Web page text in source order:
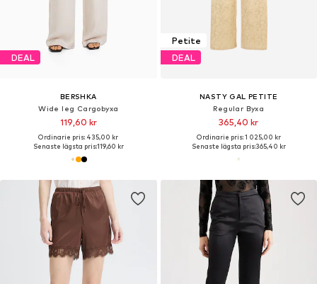
DEAL
BERSHKA
Wide leg Cargobyxa
119,60 kr
Ordinarie pris: 435,00 kr
Senaste lägsta pris:119,60 kr
Petite
DEAL
NASTY GAL PETITE
Regular Byxa
365,40 kr
Ordinarie pris: 1 025,00 kr
Senaste lägsta pris:365,40 kr